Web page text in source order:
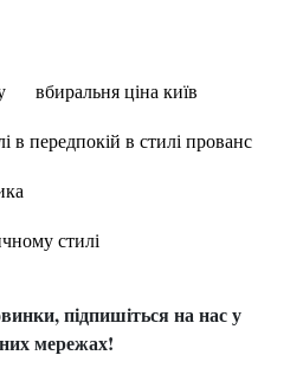
вбиральня ціна київ
в передпокій в стилі прованс
стилі
підпишіться на нас у
мережах!